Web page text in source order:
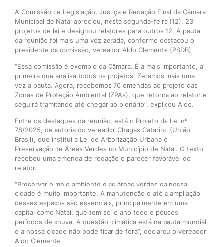
A Comissão de Legislação, Justiça e Redação Final da Câmara
Municipal de Natal apreciou, nesta segunda-feira (12), 23
projetos de lei e designou relatores para outros 12. A pauta
da reunião foi mais uma vez zerada, conforme destacou o
presidente da comissão, vereador Aldo Clemente (PSDB).
“Essa comissão é exemplo da Câmara. É a mais importante, a
primeira que analisa todos os projetos. Zeramos mais uma
vez a pauta. Agora, recebemos 76 emendas ao projeto das
Zonas de Proteção Ambiental (ZPAs), que retorna ao relator e
seguirá tramitando até chegar ao plenário”, explicou Aldo.
Entre os destaques da reunião, está o Projeto de Lei nº
78/2025, de autoria do vereador Chagas Catarino (União
Brasil), que institui a Lei de Arborização Urbana e
Preservação de Áreas Verdes no Município de Natal. O texto
recebeu uma emenda de redação e parecer favorável do
relator.
“Preservar o meio ambiente e as áreas verdes da nossa
cidade é muito importante. A manutenção e até a ampliação
desses espaços são essenciais, principalmente em uma
capital como Natal, que tem sol o ano todo e poucos
períodos de chuva. A questão climática está na pauta mundial
e a nossa cidade não pode ficar de fora”, declarou o vereador
Aldo Clemente.